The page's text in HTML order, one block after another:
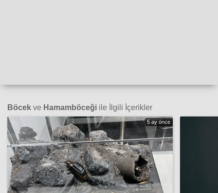
Böcek ve Hamamböceği ile İlgili İçerikler
5 ay önce